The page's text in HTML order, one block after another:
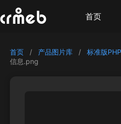
首页
首页 / 产品图片库 / 标准版PHP
信息.png